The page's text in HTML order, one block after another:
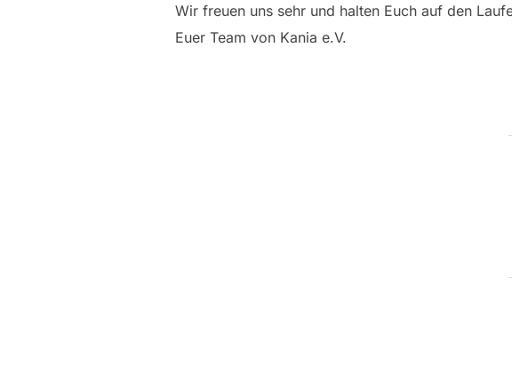
Wir freuen uns sehr und halten Euch auf den
Euer Team von Kania e.V.